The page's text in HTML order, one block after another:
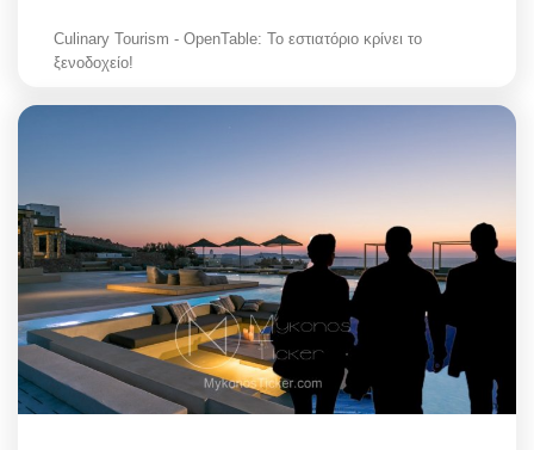
Culinary Tourism - OpenTable: Το εστιατόριο κρίνει το
ξενοδοχείο!